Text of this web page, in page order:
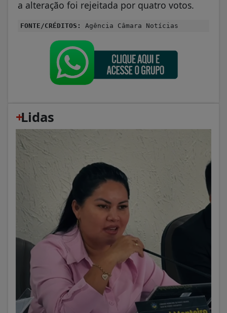
a alteração foi rejeitada por quatro votos.
FONTE/CRÉDITOS: Agência Câmara Notícias
+
Lidas